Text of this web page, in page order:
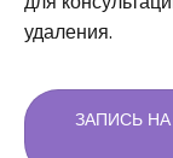
удаления.
ЗАПИСЬ